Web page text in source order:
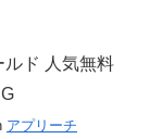
ルド 人気無料
アプリーチ